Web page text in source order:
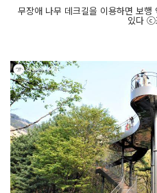
무장애 나무 데크길을 이용하면 보
있다 ⓒ